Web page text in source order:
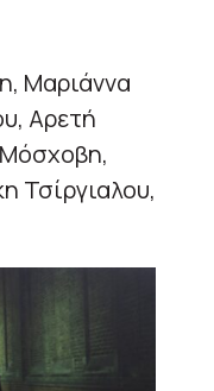
Μαριάννα
Αρετή
Τσίργιαλου,